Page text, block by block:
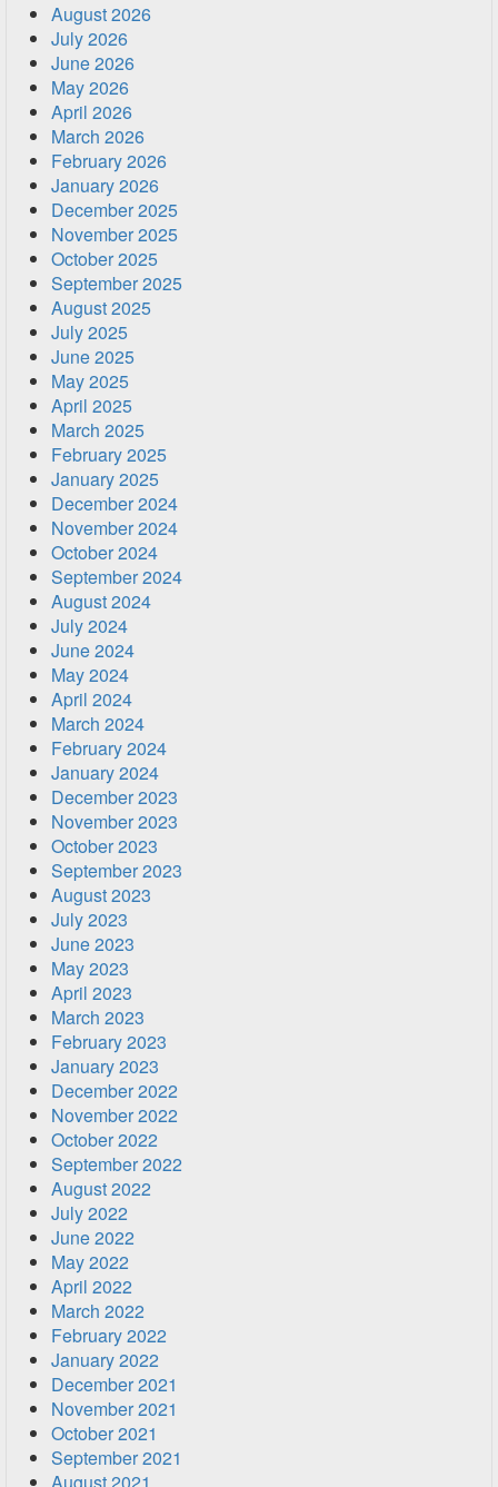
August 2026
July 2026
June 2026
May 2026
April 2026
March 2026
February 2026
January 2026
December 2025
November 2025
October 2025
September 2025
August 2025
July 2025
June 2025
May 2025
April 2025
March 2025
February 2025
January 2025
December 2024
November 2024
October 2024
September 2024
August 2024
July 2024
June 2024
May 2024
April 2024
March 2024
February 2024
January 2024
December 2023
November 2023
October 2023
September 2023
August 2023
July 2023
June 2023
May 2023
April 2023
March 2023
February 2023
January 2023
December 2022
November 2022
October 2022
September 2022
August 2022
July 2022
June 2022
May 2022
April 2022
March 2022
February 2022
January 2022
December 2021
November 2021
October 2021
September 2021